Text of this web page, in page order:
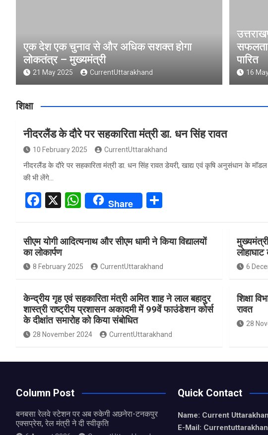
एक देश एक चुनाव से और अधिक सशक्त होगा
लोकतंत्र – मुख्यमंत्री
21 May 2025 CurrentUttarakhand
सफलता
पारित
16
शिक्षा
नीदरलैंड के दौरे पर सहकारिता मंत्री डा. धन सिंह रावत
10 February 2025 CurrentUttarakhand
नीदरलैंड के दौरे पर सहकारिता मंत्री डा. धन सिंह रावत डेयरी, खाद्य एवं कृषि अनुसंधान के
की भी लेंगे…
F
ce
b
o
o
k
X
W
s
A
p
p
Share
ar
e
सीएम योगी आदित्यनाथ और सीएम धामी ने किया विद्यालयों
का लोकार्पण
8 February 2025 CurrentUttarakhand
लोहाघाट
6
केन्द्रीय गृह एवं सहकारिता मंत्री अमित शाह ने लाल बहादुर
शास्त्री राष्ट्रीय प्रशासन अकादमी में 99वें फाउंडेशन कोर्स
के दीक्षांत समारोह को किया संबोधित
28 November 2024 CurrentUttarakhand
शिक्षा
रावत
28
Column Post
बनबसा रेलवे स्टेशन पर अब रुकेगी अछनेरा-टनकपुर
एक्सप्रेस, रेल मंत्री ने दी स्वीकृति
Quick Contact
Name: Current
E-Mail: